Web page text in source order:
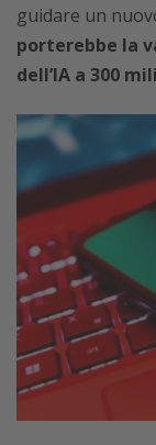
guidare un
porterebbe la
dell’IA a 300